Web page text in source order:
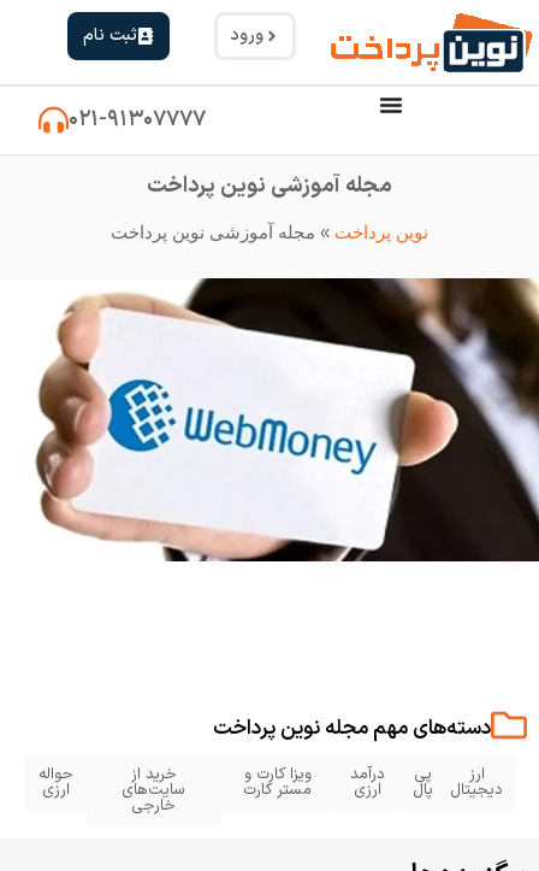
ورود ثبت نام
۰۲۱-۹۱۳۰۷۷۷۷
مجله آموزشی نوین پرداخت
نوین پرداخت » مجله آموزشی نوین پرداخت
دسته‌های مهم مجله نوین پرداخت
ارز
دیجیتال
پی
پال
درآمد
ارزی
ویزا کارت و
مستر کارت
خرید از
سایت‌های
خارجی
حواله
ارزی